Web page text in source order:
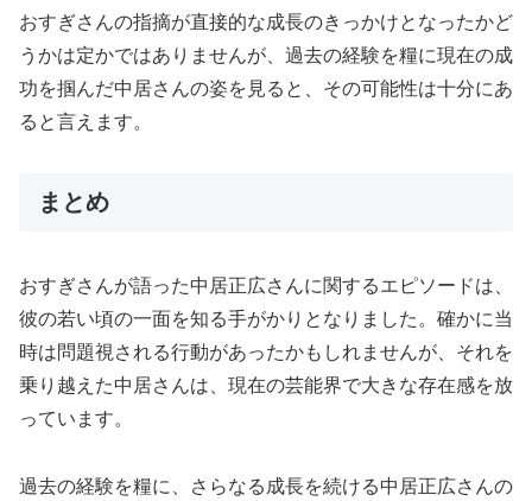
おすぎさんの指摘が直接的な成長のきっかけとなったかど
うかは定かではありませんが、過去の経験を糧に現在の成
功を掴んだ中居さんの姿を見ると、その可能性は十分にあ
ると言えます。
まとめ
おすぎさんが語った中居正広さんに関するエピソードは、
彼の若い頃の一面を知る手がかりとなりました。確かに当
時は問題視される行動があったかもしれませんが、それを
乗り越えた中居さんは、現在の芸能界で大きな存在感を放
っています。
過去の経験を糧に、さらなる成長を続ける中居正広さんの